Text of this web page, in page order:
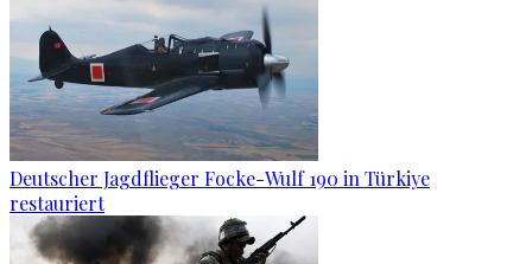
Deutscher Jagdflieger Focke-Wulf 190 in Türkiye
restauriert